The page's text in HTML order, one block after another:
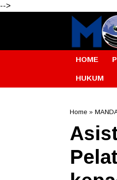
-->
HOME
HUKUM
Home »